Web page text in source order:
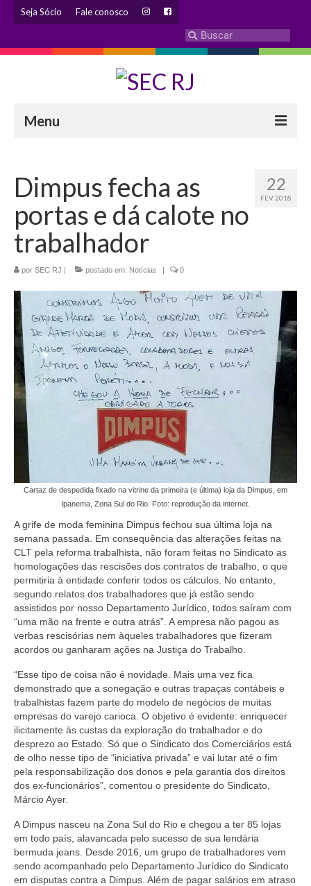
Seja Sócio Fale conosco
Menu
Eleição 2024 – Comissão Eleitoral
Histórico
Diretoria
Estatuto
Atendimentos
Coletivo Margaridas
Coletivo de Igualdade Racial
DENÚNCIAS
Acordos e convenções
Cadastro de empresa
Homologações
Jurídico
Declarações
Saúde
Aplicativo Comerciários RJ
Acordo de Feriado para Empresas
CIPA
BENEFÍCIOS
Sede social
Colônia de férias
Refeitórios
Dependentes
Benefício Social Familiar
22
FEV 2018
Dimpus fecha as
portas e dá calote no
trabalhador
por SEC RJ | postado em: Notícias | 0
Cartaz de despedida fixado na vitrine da primeira (e última) loja da Dimpus, em
Ipanema, Zona Sul do Rio. Foto: reprodução da internet.
A grife de moda feminina Dimpus fechou sua última loja na
semana passada. Em consequência das alterações feitas na
CLT pela reforma trabalhista, não foram feitas no Sindicato as
homologações das rescisões dos contratos de trabalho, o que
permitiria à entidade conferir todos os cálculos. No entanto,
segundo relatos dos trabalhadores que já estão sendo
assistidos por nosso Departamento Jurídico, todos saíram com
“uma mão na frente e outra atrás”. A empresa não pagou as
verbas rescisórias nem àqueles trabalhadores que fizeram
acordos ou ganharam ações na Justiça do Trabalho.
“Esse tipo de coisa não é novidade. Mais uma vez fica
demonstrado que a sonegação e outras trapaças contábeis e
trabalhistas fazem parte do modelo de negócios de muitas
empresas do varejo carioca. O objetivo é evidente: enriquecer
ilicitamente às custas da exploração do trabalhador e do
desprezo ao Estado. Só que o Sindicato dos Comerciários está
de olho nesse tipo de “iniciativa privada” e vai lutar até o fim
pela responsabilização dos donos e pela garantia dos direitos
dos ex-funcionários”, comentou o presidente do Sindicato,
Márcio Ayer.
A Dimpus nasceu na Zona Sul do Rio e chegou a ter 85 lojas
em todo país, alavancada pelo sucesso de sua lendária
bermuda jeans. Desde 2016, um grupo de trabalhadores vem
sendo acompanhado pelo Departamento Jurídico do Sindicato
em disputas contra a Dimpus. Além de pagar salários em atraso